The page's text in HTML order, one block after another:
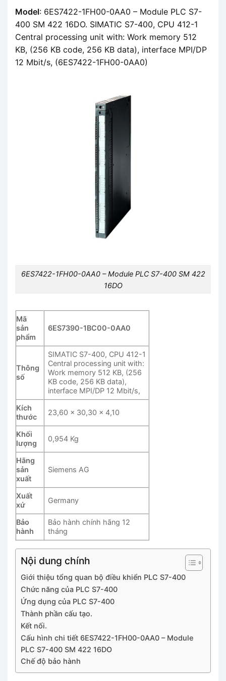
Model: 6ES7422-1FH00-0AA0 – Module PLC S7-
400 SM 422 16DO. SIMATIC S7-400, CPU 412-1
Central processing unit with: Work memory 512
KB, (256 KB code, 256 KB data), interface MPI/DP
12 Mbit/s, (6ES7422-1FH00-0AA0)
6ES7422-1FH00-0AA0 – Module PLC S7-400 SM 422
16DO
Mã
sản
phẩm
6ES7390-1BC00-0AA0
Thông
số
SIMATIC S7-400, CPU 412-1
Central processing unit with:
Work memory 512 KB, (256
KB code, 256 KB data),
interface MPI/DP 12 Mbit/s,
Kích
thước
23,60 x 30,30 x 4,10
Khối
lượng
0,954 Kg
Hãng
sản
xuất
Siemens AG
Xuất
xứ
Germany
Bảo
hành
Bảo hành chính hãng 12
tháng
Nội dung chính
Giới thiệu tổng quan bộ điều khiển PLC S7-400
Chức năng của PLC S7-400
Ứng dụng của PLC S7-400
Thành phần cấu tạo.
Kết nối.
Cấu hình chi tiết 6ES7422-1FH00-0AA0 – Module
PLC S7-400 SM 422 16DO
Chế độ bảo hành